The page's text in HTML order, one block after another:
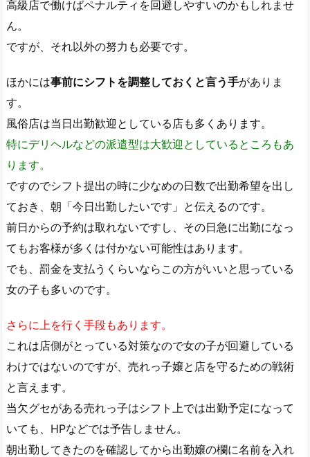
高級店で働けばペナルティを回避しやすいのかもしれませ
ん。
ですが、それ以外の努力も必要です。
ほかには事前にシフトを調整しておくと言う手がありま
す。
風俗店は当日出勤歓迎としている店も多くあります。
特にデリヘルなどの派遣型は大歓迎としているところもあ
ります。
ですのでシフト提出の時に少なめの日数で出勤希望を出し
ておき、朝「今日出勤したいです」と伝えるのです。
前日からの予約は取れないですし、その日急に出勤になっ
てもお客様が多くは付かない可能性はあります。
でも、罰金を支払うくらいならこの方がいいと思っている
女の子も多いのです。
さらに上を行く手段もあります。
これは店側がとっている対策なので女の子が回避している
わけではないのですが、売れっ子嬢と店を守るための戦術
と言えます。
当欠グセがある売れっ子はシフト上では出勤予定になって
いても、HPなどでは予告しません。
朝出勤してきたのを確認してから出勤嬢の欄に名前を入れ